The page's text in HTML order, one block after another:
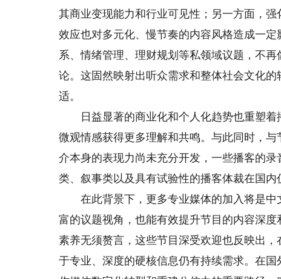
其商业变现能力和行业可见性；另一方面，
效应也对多元化、慢节奏的内容风格造成一
系、情绪管理、理财规划等私领域议题，不
论。这固然映射出听众需求和整体社会文化
适。
日益显著的商业化和个人化趋势也重塑着
微观情感获得更多理解和共鸣。与此同时，
介本身的表现力尚未充分开发，一些播客的
类、叙事类以及具有试验性的播客体裁在国内
在此背景下，更多专业媒体的加入将是中
富的议题视角，也能有效提升节目的内容深
素养无须赘言，这些节目深受欢迎也反映出
于专业、深度的硬核信息仍有持续需求。在